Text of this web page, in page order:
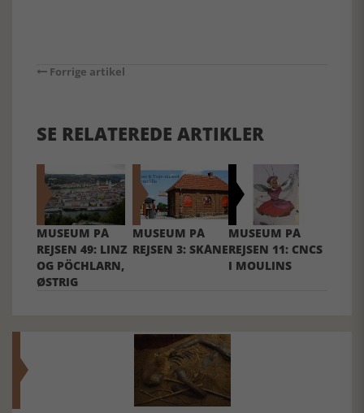
Forrige artikel
SE RELATEREDE ARTIKLER
MUSEUM PÅ
REJSEN 49: LINZ
OG PÖCHLARN,
ØSTRIG
MUSEUM PÅ
REJSEN 3: SKÅNE
MUSEUM PÅ
REJSEN 11: CNCS
I MOULINS